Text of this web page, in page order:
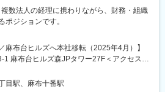
複数法人の経理に携わりながら、財務・組織
ポジションです。
麻布台ヒルズへ本社移転（2025年4月）】
1 麻布台ヒルズ森JPタワー27F＜アクセス
線「神谷町駅」徒歩6分（地下通路直結）・
本木一丁目駅」徒歩7分（地下通路直結）
目駅、麻布十番駅